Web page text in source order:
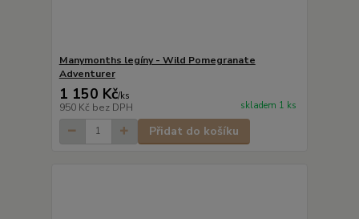
Manymonths legíny - Wild Pomegranate
Adventurer
1 150 Kč/ks
950 Kč bez DPH skladem 1 ks
Přidat do košíku